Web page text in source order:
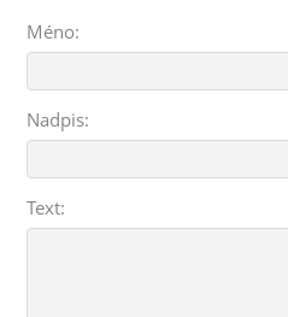
Méno:
Nadpis:
Text: